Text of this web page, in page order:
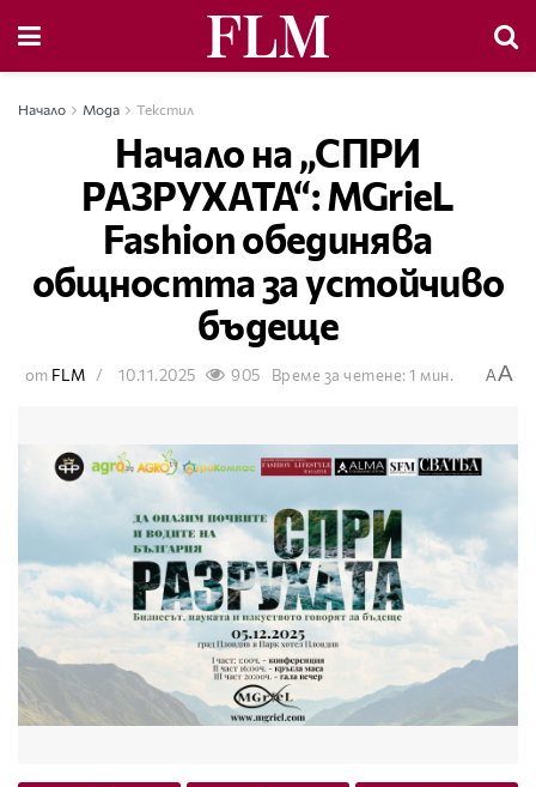
Начало Мода Текстил
Начало на „СПРИ
РАЗРУХАТА“: MGrieL
Fashion обединява
общността за устойчиво
бъдеще
от FLM 10.11.2025 905 Време за четене: 1 мин. AA